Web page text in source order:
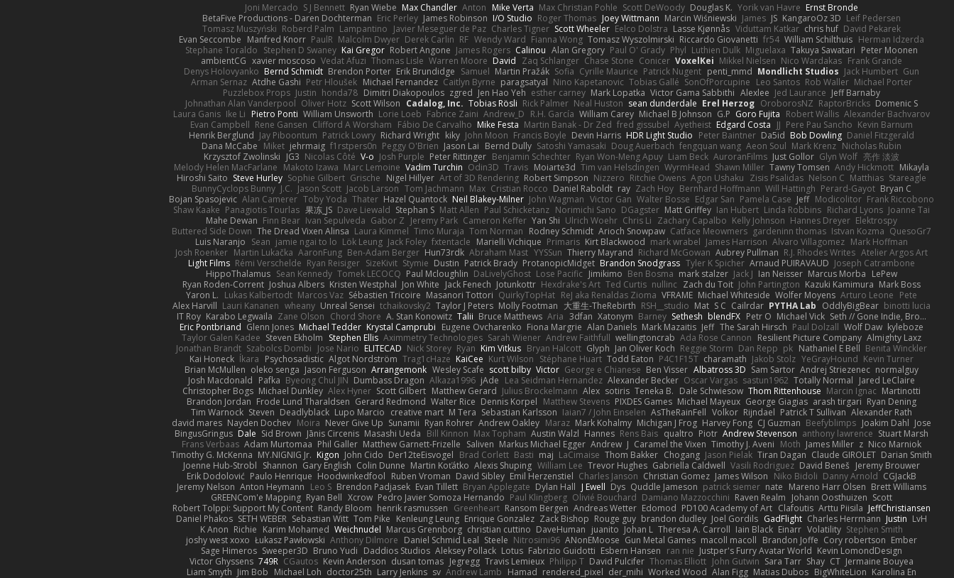
Joni Mercado S J Bennett Ryan Wiebe Max Chandler Anton Mike Verta Max Christian Pohle Scott DeWoody Douglas K. Yorik van Havre Ernst Bronde
BetaFive Productions - Daren Dochterman Eric Perley James Robinson I/O Studio Roger Thomas Joey Wittmann Marcin Wiśniewski James JS KangaroOz 3D Leif Pedersen
Tomasz Muszyński Roberd Palm Lampantino Javier Meseguer de Paz Charles Tigner Scott Wheeler Eelco Dolstra Lasse Kjønnås Viduttam Katkar chris huf David Pekarek
Evan Seccombe Manfred Knorr PaulR Malcolm Dwyer Derek Carlin RF Wendy Ward Fianna Wong Tomasz Wyszolmirski Riccardo Giovanetti fr54 William Schilthuis Herman Idzerda
Stephane Toraldo Stephen D Swaney Kai Gregor Robert Angone James Rogers Calinou Alan Gregory Paul O' Grady Phyl Luthien Dulk Miguelaxa Takuya Sawatari Peter Moonen
ambientCG xavier moscoso Vedat Afuzi Thomas Lisle Warren Moore David Zaq Schlanger Chase Stone Conicer VoxelKei Mikkel Nielsen Nico Wardakas Frank Grande
Denys Holovyanko Bernd Schmidt Brendon Porter Erik Brundidge Samuel Martin Pražák Sofia Cyrille Maurice Patrick Nugent penti_mmd Mondlicht Studios Jack Humbert Gun
Arman Sernaz Atdhe Gashi Petr Hloušek Michael Fernandez Caitlyn Byrne paragsatyal Nino Kapetanovic Tobias Gallé SonOfPorcupine Leo Santos Rob Waller Michael Porter
Puzzlebox Props Justin honda78 Dimitri Diakopoulos zgred Jen Hao Yeh esther carney Mark Lopatka Victor Gama Sabbithi Alexlee Jed Laurance Jeff Barnaby
Johnathan Alan Vanderpool Oliver Hotz Scott Wilson Cadalog, Inc. Tobias Rösli Rick Palmer Neal Huston sean dunderdale Erel Herzog OroborosNZ RaptorBricks Domenic S
Laura Ganis Ike Li Pietro Ponti William Unsworth Lorie Loeb Fabrice Zaini Andrew_D R.H. García William Carey Michael B Johnson G.P Goro Fujita Robert Wallis Alexander Bachvarov
Evan Campbell Rene Gansen Clifford A Worsham Fábio De Carvalho Mike Festa Martin Banak - Dr Zed fred gissubel Ayetheist Edgard Costa JJ Pere Pau Sancho Kevin Barnum
Henrik Berglund Jay Piboontum Patrick Lowry Richard Wright kiky John Moon Francis Boyle Devin Harris HDR Light Studio Peter Baintner Da5id Bob Dowling Daniel Fitzgerald
Dana McCabe Miket jehrmaig f1rstpers0n Peggy O'Brien Jason Lai Bernd Dully Satoshi Yamasaki Doug Auerbach fengquan wang Aeon Soul Mark Krenz Nicholas Rubin
Krzysztof Zwolinski JG3 Nicolas Côté V-o Josh Purple Peter Rittinger Benjamin Schechter Ryan Won-Meng Apuy Liam Beck AuroranFilms Just Gollor Glyn Wolf 亮作 淡波
Melody Helen MacFarlane Makoto Izawa Marc Lemoine Vadim Turchin Odin3D Travis Moiarte3d Tim van Helsdingen WyrmHead Shawn Miller Tawny Tomsen Andy Hickmott Mikayla
Hiroshi Saito Steve Hurley Sophie Gilbert Grische Nigel Hillyer Art of 3D Rendering Robert Simpson Nizzero Ritchie Owens Agon Ushaku Zisis Psalidas Nelson C Matthias Stareagle
BunnyCyclops Bunny J.C. Jason Scott Jacob Larson Tom Jachmann Max Cristian Rocco Daniel Raboldt ray Zach Hoy Bernhard Hoffmann Will Hattingh Perard-Gayot Bryan C
Bojan Spasojevic Alan Camerer Toby Yoda Thater Hazel Quantock Neil Blakey-Milner John Wagman Victor Gan Walter Bosse Edgar San Pamela Case Jeff Modicolitor Frank Riccobono
Shaw Kaake Panagiotis Tourlas 果冻_JS Dave Liewald Stephan S Matt Allen Paul Schicketanz Norimichi Sano DGagster Matt Griffey Ian Hubert Linda Robbins Richard Lyons Joanne Tai
Mahe Dewan Finn Bear Ivan Sepulveda Gabor Z Jeremy Park Cameron Keffer Yan Shi Ulrich Woehr Chris Li Zachary Capalbo Kelly Johnson Hannes Dreyer Elektrospy
Buttered Side Down The Dread Vixen Alinsa Laura Kimmel Timo Muraja Tom Norman Rodney Schmidt Arioch Snowpaw Catface Meowmers gardeninn thomas Istvan Kozma QuesoGr7
Luis Naranjo Sean jamie ngai to lo Lök Leung Jack Foley fxtentacle Marielli Vichique Primaris Kirt Blackwood mark wrabel James Harrison Alvaro Villagomez Mark Hoffman
Josh Roenker Martin Lukačka AaronFung Ben-Adam Berger Hun73rdk Abraham Mast YYSSun Thierry Mayrand Richard McGowan Aubrey Pullman R.J. Rhodes Writes Atelier Argos Art
Light Films Rémi Verschelde Ryan Reisiger SizeKivit Stymie Dustin Patrick Brady ProtanopicMidget Brandon Snodgrass Tyler K Spicher Arnaud PUIRAVAUD Joseph Catrambone
HippoThalamus Sean Kennedy Tomek LECOCQ Paul Mcloughlin DaLivelyGhost Lose Pacific Jimikimo Ben Bosma mark stalzer Jack J Ian Neisser Marcus Morba LePew
Ryan Roden-Corrent Joshua Albers Kristen Westphal Jon White Jack Fenech Jotunkottr Hexdrake's Art Ted Curtis nullinc Zach du Toit John Partington Kazuki Kamimura Mark Boss
Yaron L. Lukas Kalbertodt Marcos Vaz Sébastien Tricoire Masanori Tottori QuirkyTopHat ReJ aka Renaldas Zioma VFRAME Michael Whiteside Wolfer Moyens Arturo Leone Pete
Alex Harvill Lauri Kananen wheany Unreal Sensei tchaikovsky2 Taylor J Peters Molly Footman 大重生-TheRebirth RSH__studio Mat S C Cailrdar PYTHA Lab OddlyBigBear binotti lucia
IT Roy Karabo Legwaila Zane Olson Chord Shore A. Stan Konowitz Talii Bruce Matthews Aria 3dfan Xatonym Barney Sethesh blendFX Petr O Michael Vick Seth // Gone Indie, Bro...
Eric Pontbriand Glenn Jones Michael Tedder Krystal Camprubi Eugene Ovcharenko Fiona Margrie Alan Daniels Mark Mazaitis Jeff The Sarah Hirsch Paul Dolzall Wolf Daw kyleboze
Taylor Galen Kadee Steven Ekholm Stephen Ellis Aximmetry Technologies Sarah Wiener Andrew Faithfull wellingtoncrab Ada Rose Cannon Resilient Picture Company Almighty Laxz
Jonathan Brandt Szabolcs Dombi Jose Nario ELITECAD Nick Storey Ryan Kim Vitkus Bryan Halcott Glyph Jan Oliver Koch Reggie Storm Dan Repp pk Nathaniel E Bell Benita Winckler
Kai Honeck Íkara Psychosadistic Algot Nordström Trag1cHaze KaiCee Kurt Wilson Stéphane Huart Todd Eaton P4C1F15T charamath Jakob Stolz YeGrayHound Kevin Turner
Brian McMullen oleko senga Jason Ferguson Arrangemonk Wesley Scafe scott bilby Victor George e Chianese Ben Visser Albatross 3D Sam Sartor Andrej Striezenec normalguy
Josh Macdonald Pafka Byeong Chul JIN Dumbass Dragon Alkaza1996 jAde Lea Seidman Hernandez Alexander Becker Oscar Vargas sastun1962 Totally Normal Jared LeClaire
Christopher Bogs Michael Dunkley Alex Hyner Scott Gilbert Matthew Gerard Julius Brockelmann Alex sotiris Teneka B. Dale Schwiesow Thom Rittenhouse Marcin Ignac Martinotti
Brandon Jordan Frode Lund Tharaldsen Gerard Redmond Walter Rice Dennis Korpel Matthew Stevens PIXDES Games Michael Mayeux George Giagias arash tirgari Ryan Dening
Tim Warnock Steven Deadlyblack Lupo Marcio creative mart M Tera Sebastian Karlsson Iaian7 / John Einselen AsTheRainFell Volkor Rijndael Patrick T Sullivan Alexander Rath
david mares Nayden Dochev Moira Never Give Up Sunamii Ryan Rohrer Andrew Oakley Maraz Mark Kohalmy Michigan J Frog Harvey Fong CJ Guzman Beefyblimps Joakim Dahl Jose
BingusGringus Dale Sid Brown Jānis Circenis Masashi Ueda Bill Kinnon Max Topham Austin Walzl Hannes Rens Bais qualtro Piotr Andrew Stevenson anthony lawrence Stuart Marsh
Frans Verbaas Adam Murtomaa Phil Galler Matthew Garnett-Frizelle Saliven Markus Michael Egger Andrew J Caramel the Vixen Timothy J. Aveni Moth James Miller z Nico Marniok
Timothy G. McKenna MY.NIGNIG Jr. Kigon John Cido Der12teEisvogel Brad Corlett Basti maj LaCimaise Thom Bakker Chogang Jason Pielak Tiran Dagan Claude GIROLET Darian Smith
Joenne Hub-Strobl Shannon Gary English Colin Dunne Martin Koťátko Alexis Shuping William Lee Trevor Hughes Gabriella Caldwell Vasili Rodriguez David Beneš Jeremy Brouwer
Erik Dodolović Paulo Henrique Hoodwinkedfool Ruben Vroman David Sibley Emil Herzenstiel Charles Janson Christian Gomez James Wilson Niko Bidoli Danny Arnold CGJackB
Jeremy Nelson Anton Heymann Leo S Brendon Padjasek Evan Tillett Bryan Applegate Dylan Hall J Ewell Dys Quddle Jameson patrick siemer nate Mareno Harr Olsen Brett Williams
GREENCom'e Mapping Ryan Bell Xcrow Pedro Javier Somoza Hernando Paul Klingberg Olivié Bouchard Damiano Mazzocchini Raven Realm Johann Oosthuizen Scott
Robert Tolppi: Support My Content Randy Bloom henrik rasmussen Greenheart Ransom Bergen Andreas Wetter Edomod PD100 Academy of Art Clafoutis Arttu Piisila JeffChristiansen
Daniel Phakos SETH WEBER Sebastian Witt Tom Pike Kenleung Leung Enrique Gonzalez Zack Bishop Rouge guy brandon dudley Joel Gordils GadFlight Charles Herrmann Justin LvH
K Anon Richie Karim Mohamed Weichnudel Marcus Grennborg christian cuttino DaveHuman juanito Johan L Theresa A. Carroll Iain Black Einarr Volatility Stephen Smith
joshy west xoxo Łukasz Pawłowski Anthony Dilmore Daniel Schmid Leal Steele Nitrosimi96 ANonEMoose Gun Metal Games macoll macoll Brandon Joffe Cory robertson Ember
Sage Himeros Sweeper3D Bruno Yudi Daddios Studios Aleksey Pollack Lotus Fabrizio Guidotti Esbern Hansen ran nie Justper's Furry Avatar World Kevin LomondDesign
Victor Ghyssens 749R CGautos Kevin Anderson dusan tomas Jegregg Travis Lemieux Philipp T David Pulcifer Thomas Elliott John Gutwin Sara Tarr Shay CT Jermaine Bouyea
Liam Smyth Jim Bob Michael Loh doctor25th Larry Jenkins sv Andrew Lamb Hamad rendered_pixel der_mihi Worked Wood Alan Figg Matias Dubos BigWhiteLion Karolina En